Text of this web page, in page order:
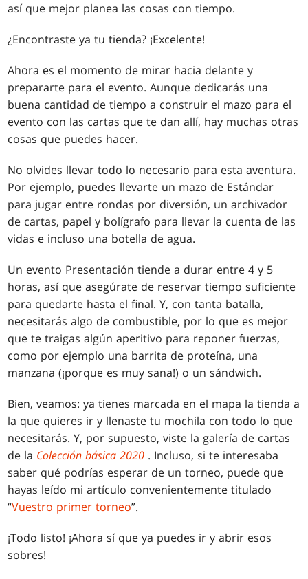
así que mejor planea las cosas con tiempo.
¿Encontraste ya tu tienda? ¡Excelente!
Ahora es el momento de mirar hacia delante y
prepararte para el evento. Aunque dedicarás una
buena cantidad de tiempo a construir el mazo para el
evento con las cartas que te dan allí, hay muchas otras
cosas que puedes hacer.
No olvides llevar todo lo necesario para esta aventura.
Por ejemplo, puedes llevarte un mazo de Estándar
para jugar entre rondas por diversión, un archivador
de cartas, papel y bolígrafo para llevar la cuenta de las
vidas e incluso una botella de agua.
Un evento Presentación tiende a durar entre 4 y 5
horas, así que asegúrate de reservar tiempo suficiente
para quedarte hasta el final. Y, con tanta batalla,
necesitarás algo de combustible, por lo que es mejor
que te traigas algún aperitivo para reponer fuerzas,
como por ejemplo una barrita de proteína, una
manzana (¡porque es muy sana!) o un sándwich.
Bien, veamos: ya tienes marcada en el mapa la tienda a
la que quieres ir y llenaste tu mochila con todo lo que
necesitarás. Y, por supuesto, viste la galería de cartas
de la Colección básica 2020 . Incluso, si te interesaba
saber qué podrías esperar de un torneo, puede que
hayas leído mi artículo convenientemente titulado
“Vuestro primer torneo”.
¡Todo listo! ¡Ahora sí que ya puedes ir y abrir esos
sobres!